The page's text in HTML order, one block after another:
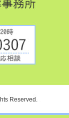
Reserved.